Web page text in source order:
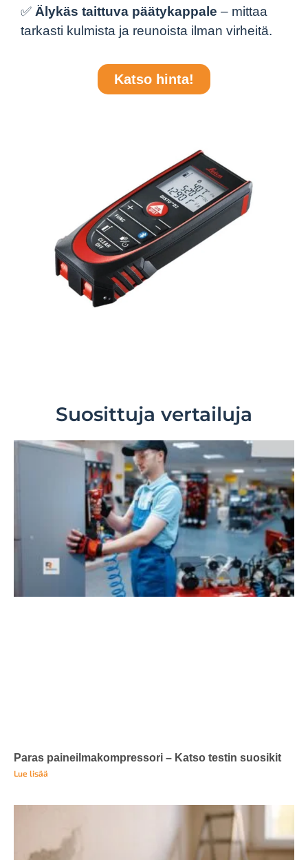
✅ Älykäs taittuva päätykappale – mittaa
tarkasti kulmista ja reunoista ilman virheitä.
Katso hinta!
Suosittuja vertailuja
Paras paineilmakompressori – Katso testin suosikit
Lue lisää